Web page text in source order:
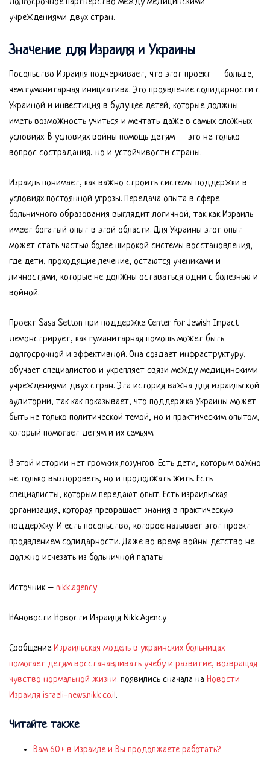
учреждениями двух стран.
Значение для Израиля и Украины
Посольство Израиля подчеркивает, что этот проект — больше,
чем гуманитарная инициатива. Это проявление солидарности с
Украиной и инвестиция в будущее детей, которые должны
иметь возможность учиться и мечтать даже в самых сложных
условиях. В условиях войны помощь детям — это не только
вопрос сострадания, но и устойчивости страны.
Израиль понимает, как важно строить системы поддержки в
условиях постоянной угрозы. Передача опыта в сфере
больничного образования выглядит логичной, так как Израиль
имеет богатый опыт в этой области. Для Украины этот опыт
может стать частью более широкой системы восстановления,
где дети, проходящие лечение, остаются учениками и
личностями, которые не должны оставаться одни с болезнью и
войной.
Проект Sasa Setton при поддержке Center for Jewish Impact
демонстрирует, как гуманитарная помощь может быть
долгосрочной и эффективной. Она создает инфраструктуру,
обучает специалистов и укрепляет связи между медицинскими
учреждениями двух стран. Эта история важна для израильской
аудитории, так как показывает, что поддержка Украины может
быть не только политической темой, но и практическим опытом,
который помогает детям и их семьям.
В этой истории нет громких лозунгов. Есть дети, которым важно
не только выздороветь, но и продолжать жить. Есть
специалисты, которым передают опыт. Есть израильская
организация, которая превращает знания в практическую
поддержку. И есть посольство, которое называет этот проект
проявлением солидарности. Даже во время войны детство не
должно исчезать из больничной палаты.
Источник – nikk.agency
НАновости Новости Израиля Nikk.Agency
СообщениеИзраильская модель в украинских больницах
помогает детям восстанавливать учебу и развитие, возвращая
чувство нормальной жизни. появились сначала на Новости
Израиля israeli-news.nikk.co.il.
Читайте также
Вам 60+ в Израиле и Вы продолжаете работать?